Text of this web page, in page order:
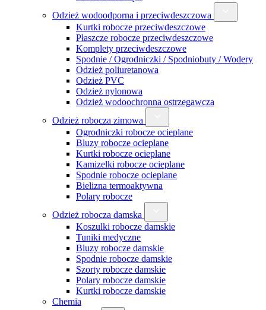
Odzież wodoodporna i przeciwdeszczowa
Kurtki robocze przeciwdeszczowe
Płaszcze robocze przeciwdeszczowe
Komplety przeciwdeszczowe
Spodnie / Ogrodniczki / Spodniobuty / Wodery
Odzież poliuretanowa
Odzież PVC
Odzież nylonowa
Odzież wodoochronna ostrzegawcza
Odzież robocza zimowa
Ogrodniczki robocze ocieplane
Bluzy robocze ocieplane
Kurtki robocze ocieplane
Kamizelki robocze ocieplane
Spodnie robocze ocieplane
Bielizna termoaktywna
Polary robocze
Odzież robocza damska
Koszulki robocze damskie
Tuniki medyczne
Bluzy robocze damskie
Spodnie robocze damskie
Szorty robocze damskie
Polary robocze damskie
Kurtki robocze damskie
Chemia